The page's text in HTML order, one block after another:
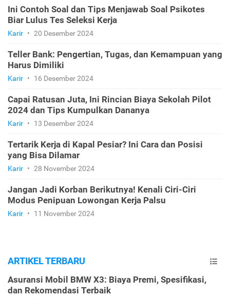
Ini Contoh Soal dan Tips Menjawab Soal Psikotes
Biar Lulus Tes Seleksi Kerja
Karir • 20 Desember 2024
Teller Bank: Pengertian, Tugas, dan Kemampuan yang
Harus Dimiliki
Karir • 16 Desember 2024
Capai Ratusan Juta, Ini Rincian Biaya Sekolah Pilot
2024 dan Tips Kumpulkan Dananya
Karir • 13 Desember 2024
Tertarik Kerja di Kapal Pesiar? Ini Cara dan Posisi
yang Bisa Dilamar
Karir • 28 November 2024
Jangan Jadi Korban Berikutnya! Kenali Ciri-Ciri
Modus Penipuan Lowongan Kerja Palsu
Karir • 11 November 2024
ARTIKEL TERBARU
Asuransi Mobil BMW X3: Biaya Premi, Spesifikasi,
dan Rekomendasi Terbaik